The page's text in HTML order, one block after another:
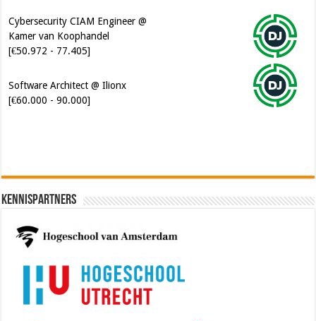
Cybersecurity CIAM Engineer @
Kamer van Koophandel
[€50.972 - 77.405]
Software Architect @ Ilionx
[€60.000 - 90.000]
Kennispartners